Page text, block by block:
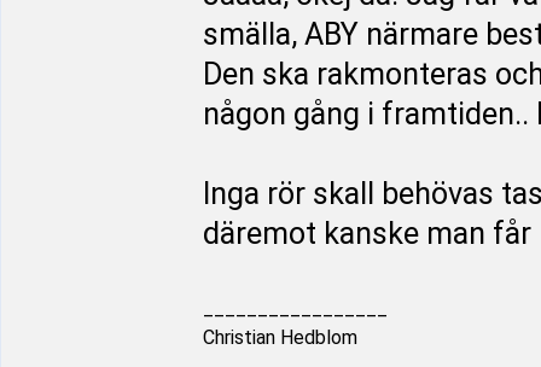
smälla, ABY närmare
Den ska rakmonteras
någon gång i
Inga rör skall behövas
däremot kanske man
Christian Hedblom